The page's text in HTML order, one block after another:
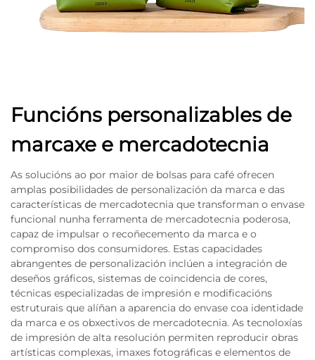
Funcións personalizables de
marcaxe e mercadotecnia
As solucións ao por maior de bolsas para café ofrecen
amplas posibilidades de personalización da marca e das
características de mercadotecnia que transforman o envase
funcional nunha ferramenta de mercadotecnia poderosa,
capaz de impulsar o recoñecemento da marca e o
compromiso dos consumidores. Estas capacidades
abrangentes de personalización inclúen a integración de
deseños gráficos, sistemas de coincidencia de cores,
técnicas especializadas de impresión e modificacións
estruturais que alíñan a aparencia do envase coa identidade
da marca e os obxectivos de mercadotecnia. As tecnoloxías
de impresión de alta resolución permiten reproducir obras
artísticas complexas, imaxes fotográficas e elementos de